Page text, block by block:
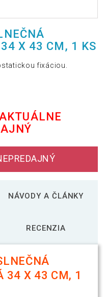
X 43 CM, 1 KS
fixáciou.
NÁVODY A ČLÁNKY
RECENZIA
34 X 43 CM, 1